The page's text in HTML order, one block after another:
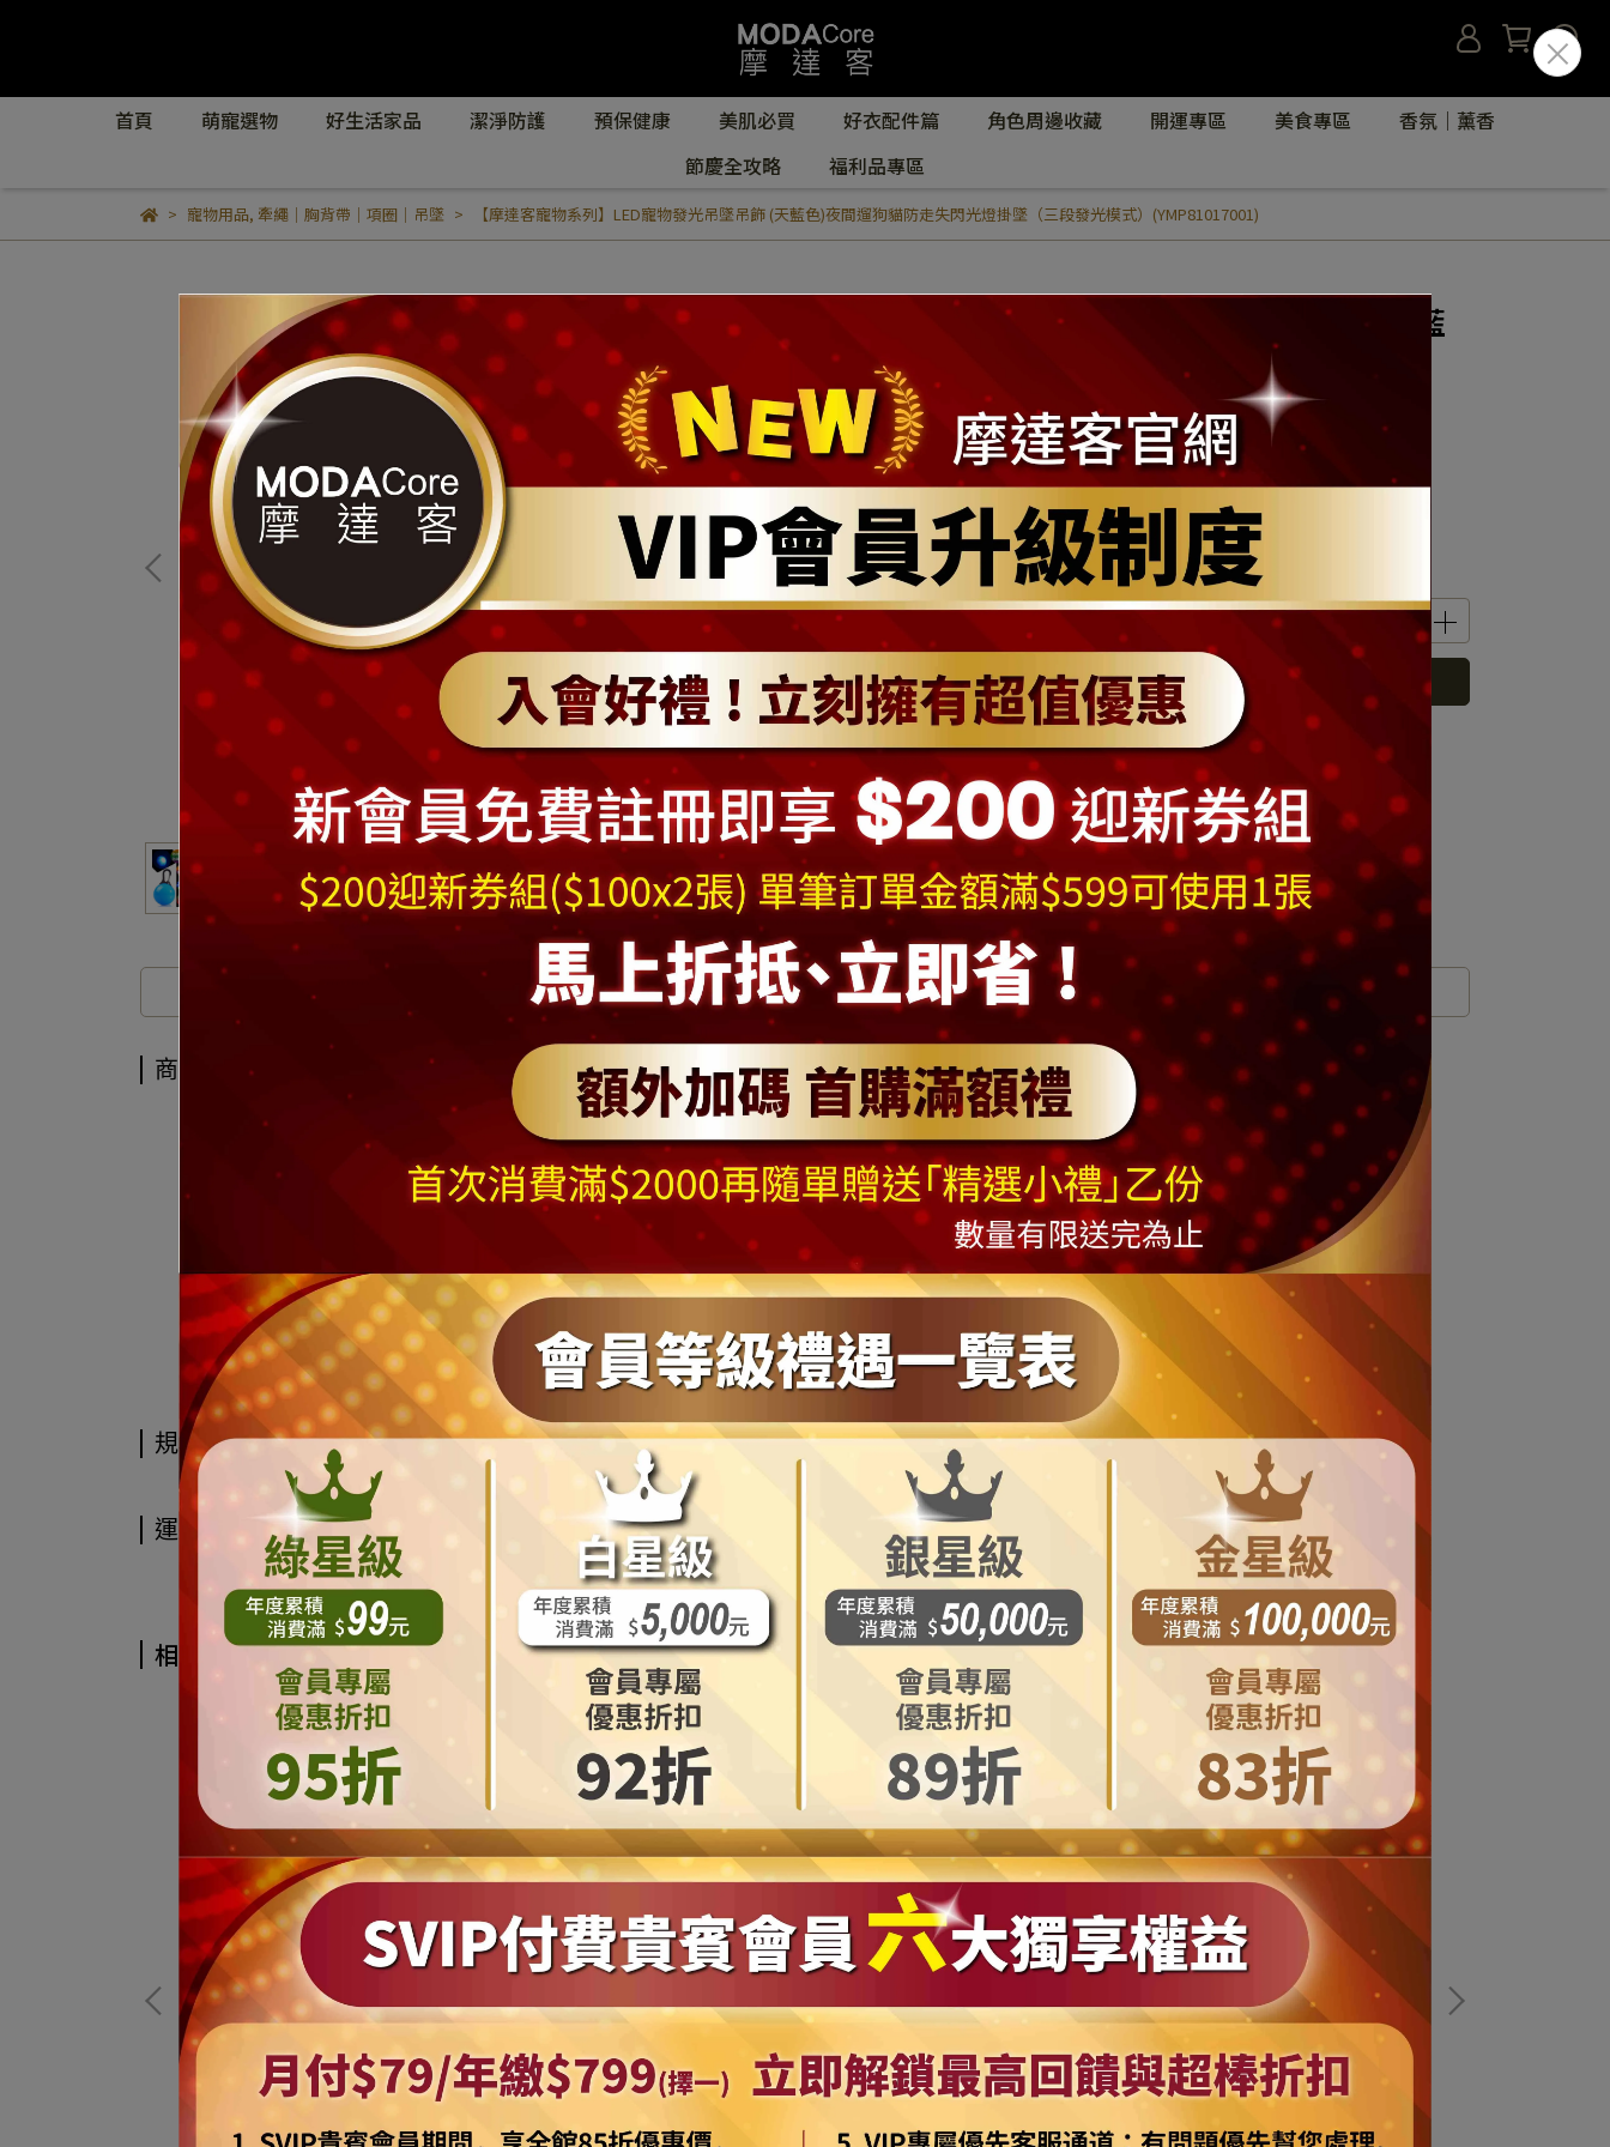
首頁 萌寵選物 好生活家品 潔淨防護 預保健康 美肌必買 好衣配件篇 角色周邊收藏 開運專區 美食專區
香氛｜薰香
節慶全攻略
福利品專區
寵物用品, 牽繩｜胸背帶｜項圈｜吊墜 【摩達客寵物系列】LED寵物發光吊墜吊飾 (天藍色)夜間遛狗貓防走失閃光燈掛墜（三段發光模式）(YMP81017001)
【摩達客寵物系列】LED寵物發光吊墜吊飾 (天藍
色)夜間遛狗貓防走失閃光燈掛墜（三段發光模
式）(YMP81017001)
NT$139
NT$499
商品編號:YMP81017001
加入購物車 立即購買
加入最愛 此商品 「 最高 」可以折抵紅利139點 (約等於
規格說明 運送方式
商品介紹
規格說明
運送方式
相關商品
雨衣(黃色/反光條/五種尺寸可選) 黃金拉拉哈
(黃色)夜間遛狗貓防走失閃光燈掛墜（三段發
(橘色)夜間遛狗貓防走失閃光燈掛墜（三段發